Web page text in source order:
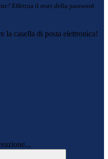
Effettua il reset della password
la casella di posta elettronica!